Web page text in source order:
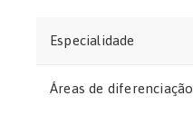
Especialidade
Áreas de diferenciação